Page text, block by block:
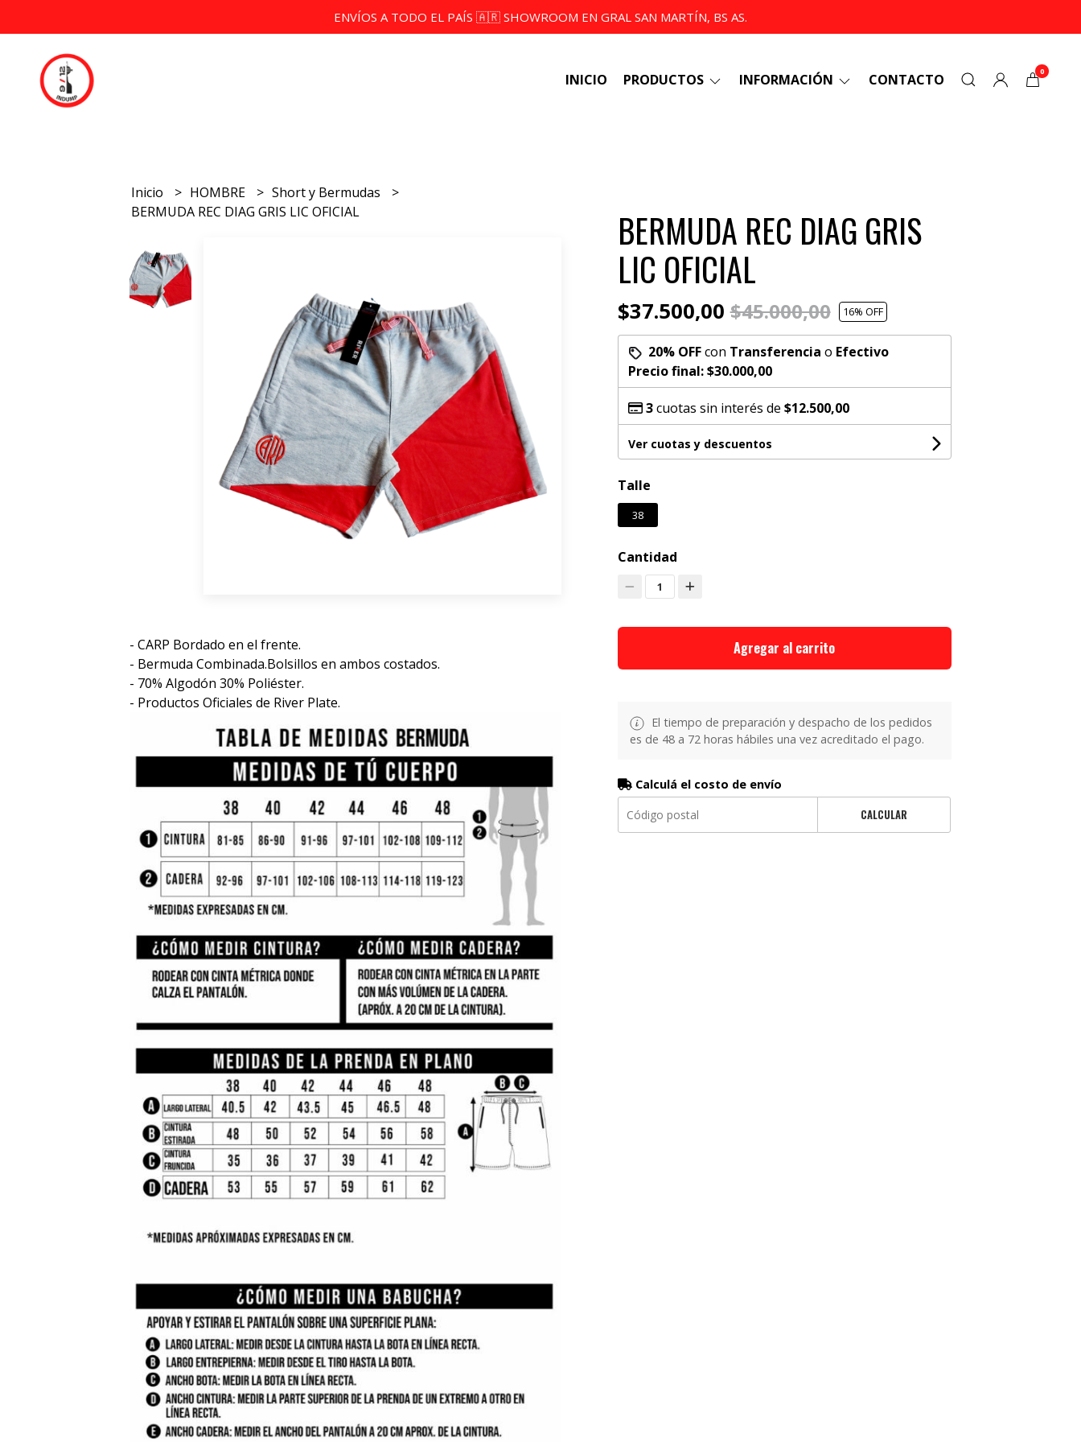
ENVÍOS A TODO EL PAÍS 🇦🇷 SHOWROOM EN GRAL SAN MARTÍN, BS AS.
INICIO PRODUCTOS INFORMACIÓN CONTACTO 0
Inicio HOMBRE
Short y Bermudas
BERMUDA REC DIAG GRIS LIC OFICIAL
- CARP Bordado en el frente.
- Bermuda Combinada.Bolsillos en ambos costados.
- 70% Algodón 30% Poliéster.
- Productos Oficiales de River Plate.
BERMUDA REC DIAG GRIS
LIC OFICIAL
$37.500,00$45.000,00 16% OFF
20% OFFcon Transferencia o Efectivo
Precio final:$30.000,00
3cuotas sin interés de $12.500,00
Ver cuotas y descuentos
Talle
38
Cantidad
1
Agregar al carrito
El tiempo de preparación y despacho de los pedidos
es de 48 a 72 horas hábiles una vez acreditado el pago.
Calculá el costo de envío
CALCULAR